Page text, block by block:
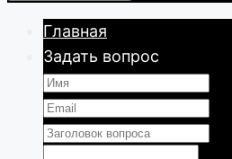
Главная
Задать вопрос